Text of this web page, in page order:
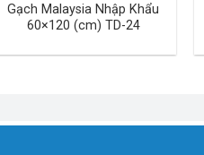
Gạch Malaysia Nhập Khẩu
60×120 (cm) TD-24